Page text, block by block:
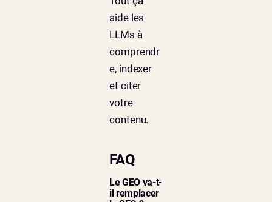
aide les
LLMs à
comprendr
e, indexer
et citer
votre
contenu.
FAQ
Le GEO va-t-
il remplacer